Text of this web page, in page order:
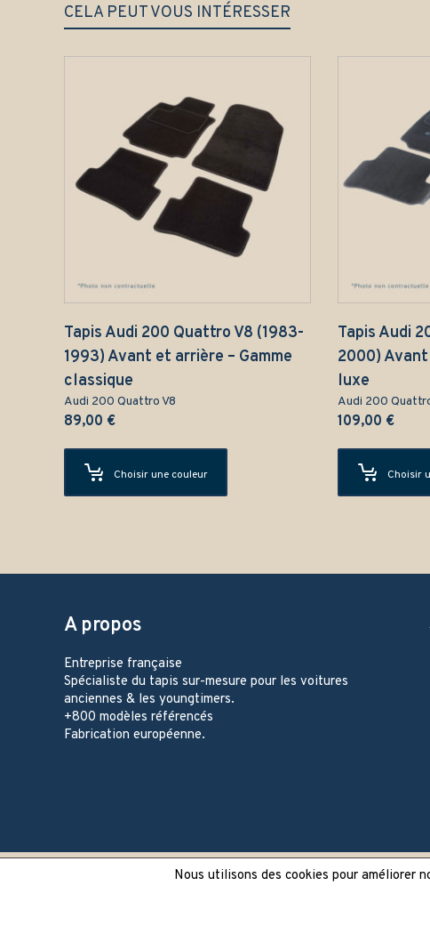
CELA PEUT VOUS INTÉRESSER
Tapis Audi 200 Quattro V8 (1983-
1993) Avant et arrière – Gamme
classique
Audi 200 Quattro V8
89,00 €
Choisir une couleur
Tapis Audi
2000)
luxe
Audi 200
109,00 €
Choisir
A propos
Entreprise française
Spécialiste du tapis sur-mesure pour les voitures
anciennes & les youngtimers.
+800 modèles référencés
Fabrication européenne.
Nous utilisons des cookies pour améliorer